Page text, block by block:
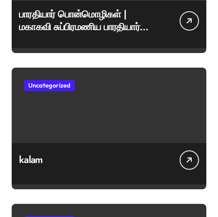
பாரதியார் பொன்மொழிகள் |
மகாகவி சுப்பிரமணிய பாரதியார்
ஊக்கமளிக்கும் வாசகங்கள்
Uncategorized
kalam